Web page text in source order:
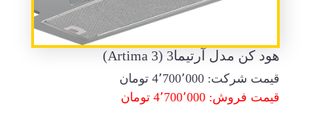
هود کن مدل آرتیما3 (Artima 3)
قیمت شرکت: 4٬700٬000تومان
قیمت فروش: 4٬700٬000 تومان